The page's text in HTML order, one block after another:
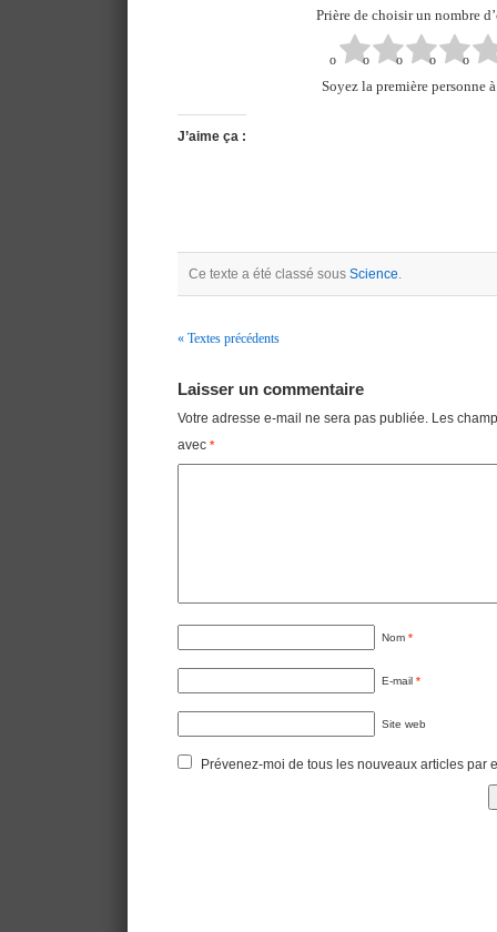
Prière de choisir un nombre
Soyez la première personne
J’aime ça :
Ce texte a été classé sous Science.
« Textes précédents
Laisser un commentaire
Votre adresse e-mail ne sera pas publiée. Les
avec *
Nom *
E-mail *
Site web
Prévenez-moi de tous les nouveaux articles par